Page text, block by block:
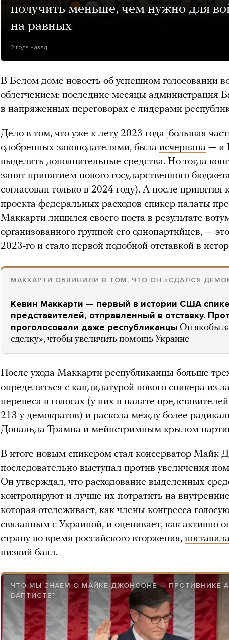
получить меньше, чем нужно для
на равных
2 года назад
В Белом доме новость об успешном голосовании
облегчением: последние месяцы администрация
в напряженных переговорах с лидерами
Дело в том, что уже к лету 2023 года большая
одобренных законодателями, была исчерпана — и
выделить дополнительные средства. Но тогда
занят принятием нового государственного
согласован только в 2024 году). А после принятия
проекта федеральных расходов спикер палаты
Маккарти лишился своего поста в результате
организованного группой его однопартийцев, —
2023-го и стало первой подобной отставкой в
МАККАРТИ ОБВИНИЛИ В ТОМ, ЧТО ОН «СДАЛСЯ
Кевин Маккарти — первый в истории США
представителей, отправленный в отставку.
проголосовали даже республиканцы Он якобы
сделку», чтобы увеличить помощь Украине
После ухода Маккарти республиканцы больше
определиться с кандидатурой нового спикера из-
перевеса в голосах (у них в палате
213 у демократов) и раскола между более
Дональда Трампа и мейнстримным крылом
В итоге новым спикером стал консерватор Майк
последовательно выступал против увеличения
Он утверждал, что расходование выделенных
контролируют и лучше их потратить на
которая отслеживает, как члены конгресса
связанным с Украиной, и оценивает, как активно
страну во время российского вторжения, поставила
низкий балл.
ЧТО МЫ ЗНАЕМ О МАЙКЕ ДЖОНСОНЕ — ПРОТИВНИКЕ
БАПТИСТЕ?